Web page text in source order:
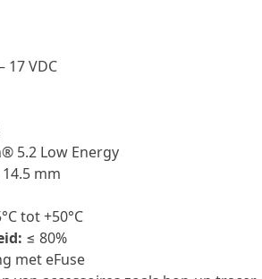
17 VDC
5.2 Low Energy
mm
tot +50°C
≤ 80%
met eFuse